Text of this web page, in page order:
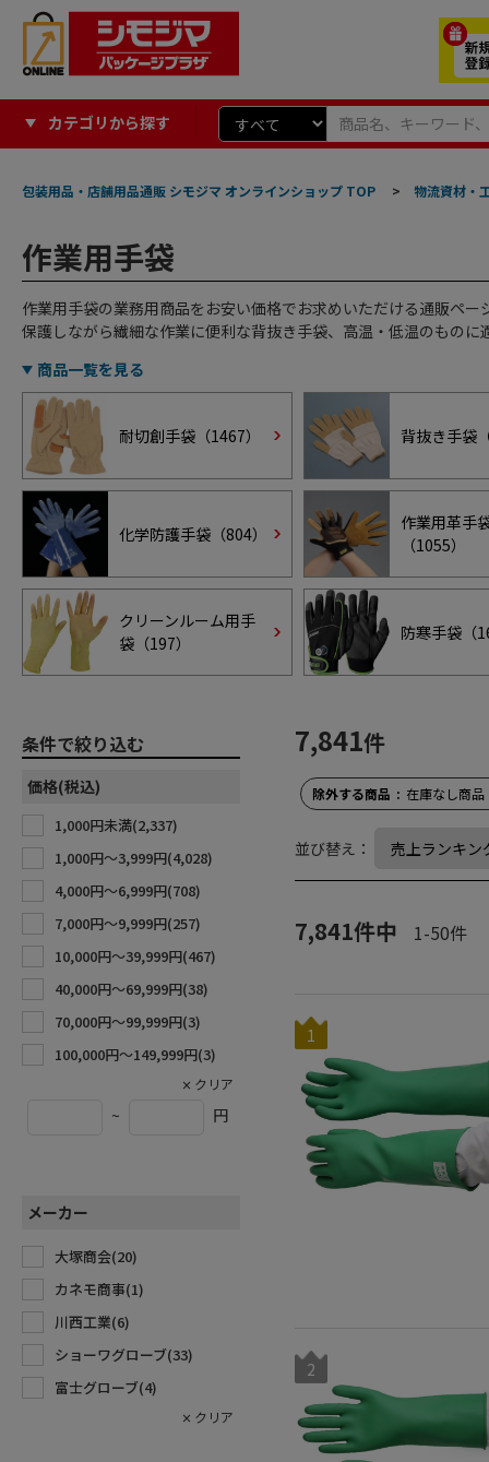
カテゴリから探す
包装用品・店舗用品通販 シモジマ オンラインショップ TOP > 物流資材・
作業用手袋
作業用手袋の業務用商品をお安い価格でお求めいただける通販ペ
保護しながら繊細な作業に便利な背抜き手袋、高温・低温のもの
商品一覧を見る
耐切創手袋（1467） 背抜き手袋
化学防護手袋（804）
作業用革手
（1055）
クリーンルーム用手
袋（197）
防寒手袋（
条件で絞り込む
価格(税込)
1,000円未満(2,337)
1,000円〜3,999円(4,028)
4,000円〜6,999円(708)
7,000円〜9,999円(257)
10,000円〜39,999円(467)
40,000円〜69,999円(38)
70,000円〜99,999円(3)
100,000円〜149,999円(3)
~ 円
メーカー
大塚商会(20)
カネモ商事(1)
川西工業(6)
ショーワグローブ(33)
富士グローブ(4)
7,841件
除外する商品 在庫なし商品
並び替え：
7,841件中 1-50件
1
2